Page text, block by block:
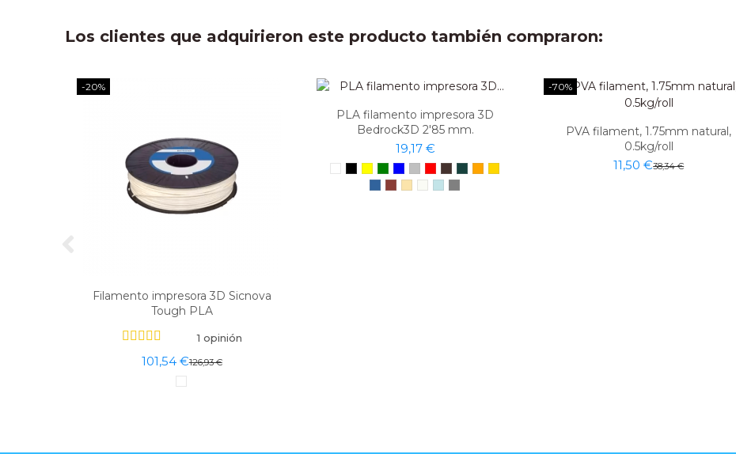
Los clientes que adquirieron este producto también compraron:
-20%
Filamento impresora 3D Sicnova
Tough PLA
1 opinión
101,54 €126,93 €
PLA filamento impresora 3D
Bedrock3D 2'85 mm.
19,17 €
-70%
PVA filament, 1.75mm natural,
0.5kg/roll
11,50 €38,34 €